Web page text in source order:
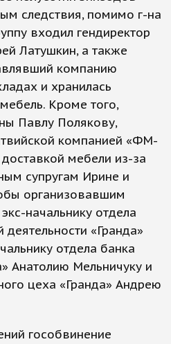
следствия, помимо г-на
входил гендиректор
Латушкин, а также
компанию
и хранилась
Кроме того,
Павлу Полякову,
компанией «ФМ-
мебели из-за
супругам Ирине и
организовавшим
начальнику отдела
«Гранда»
отдела банка
Анатолию Мельничуку и
цеха «Гранда» Андрею
гособвинение